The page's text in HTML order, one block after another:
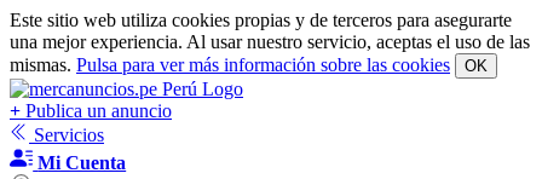
Este sitio web utiliza cookies propias y de terceros para asegurarte
una mejor experiencia. Al usar nuestro servicio, aceptas el uso de las
mismas. Pulsa para ver más información sobre las cookies OK
+ Publica un anuncio
Servicios
Mi Cuenta